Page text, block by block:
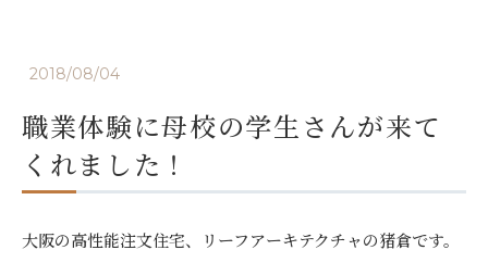
2018/08/04
職業体験に母校の学生さんが来て
くれました！
大阪の高性能注文住宅、リーフアーキテクチャの猪倉です。